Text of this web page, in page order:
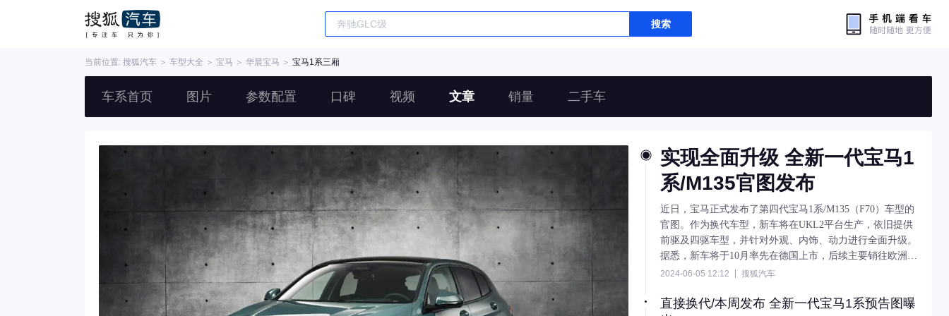
搜索
当前位置: 搜狐汽车 ＞ 车型大全 ＞ 宝马 ＞ 华晨宝马 ＞ 宝马1系三厢
车系首页 图片 参数配置 口碑 视频 文章 销量 二手车
实现全面升级 全新一代宝马1
系/M135官图发布
近日，宝马正式发布了第四代宝马1系/M135（F70）车型的
官图。作为换代车型，新车将在UKL2平台生产，依旧提供
前驱及四驱车型，并针对外观、内饰、动力进行全面升级。
据悉，新车将于10月率先在德国上市，后续主要销往欧洲其
他地区和日本市场。
2024-06-05 12:12 搜狐汽车
直接换代/本周发布 全新一代宝马1系预告图曝